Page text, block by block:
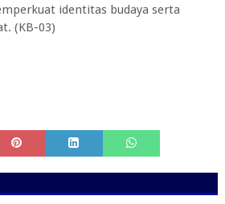
identitas budaya serta
(KB-03)